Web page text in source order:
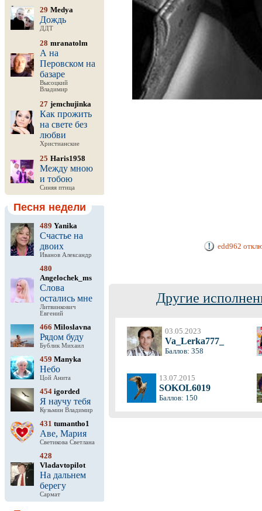
29 Medya
Дождь
ДДТ
28 mranatolm
А на
Перовском на
базаре
Высоцкий
Владимир
27 jemchujinka
Как прожить
на свете без
любви
Христианские
25 Haris1958
Между мною
и тобою
Синяя птица
Песня недели
489 Yanika
Счастье на
двоих
Иванов Александр
480
Angelochek_ms
Слова
остались мне
Литвинкович
Евгений
466 Miloslavna
Рядом буду
Бублик Михаил
459 Manyka
Небо
Цой Анита
454 igorded
Я научу тебя
Кузьмин Владимир
431 tumantho1
Аве, Мария
Светикова Светлана
428
Vladavtopilot
На дальнем
берегу
Сармат
edd962
Другие
03.05.2023
Va_Lerka777_
Баллов: 358
13.07.2015
SOKOL6019
Баллов: 150